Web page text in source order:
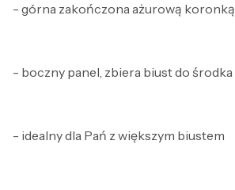
- górna zakończona ażurową koronką
- boczny panel, zbiera biust do środka
- idealny dla Pań z większym biustem